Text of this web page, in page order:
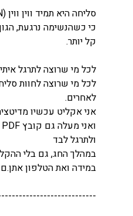
סליחה היא תמיד ווין ווין (WIN WIN).
כי כשהנשימה נרגעת,
קל יותר.
לכל מי שרוצה לתרגל
לכל מי שרוצה לחוות
לאחרים.
אני אקליט עכשיו
ולתרגל לבד
במהלך החג, גם בלי
במידה ואת הטלפון